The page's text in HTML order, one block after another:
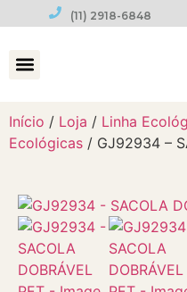
(11) 2918-6848
Início / Loja / Linha
Ecológicas / GJ92934 –